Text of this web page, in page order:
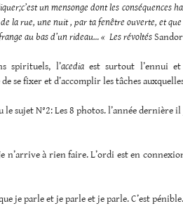
un mensonge dont les conséquences
la rue, une nuit , par ta fenêtre ouverte, et que
au bas d’un rideau… « Les révoltés
spirituels, l’acedia est surtout l’ennui
de se fixer et d’accomplir les tâches
le sujet N°2: Les 8 photos. l’année dernière
n’arrive à rien faire. L’ordi est en
je parle et je parle et je parle. C’est pénible.